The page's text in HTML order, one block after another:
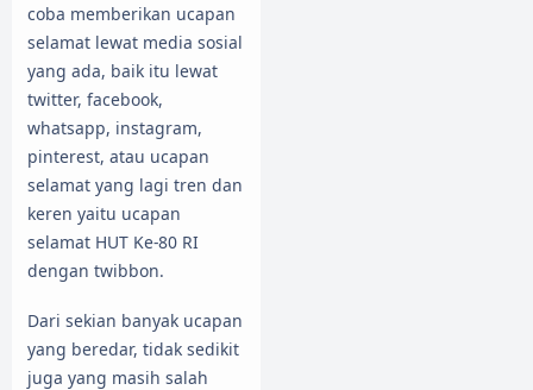
coba memberikan ucapan
selamat lewat media sosial
yang ada, baik itu lewat
twitter, facebook,
whatsapp, instagram,
pinterest, atau ucapan
selamat yang lagi tren dan
keren yaitu ucapan
selamat HUT Ke-80 RI
dengan twibbon.
Dari sekian banyak ucapan
yang beredar, tidak sedikit
juga yang masih salah